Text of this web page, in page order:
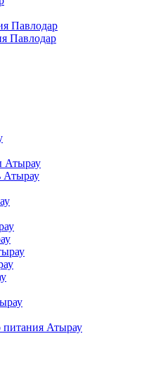
Павлодар
Павлодар
Атырау
Атырау
питания Атырау